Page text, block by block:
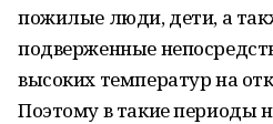
пожилые люди, дети, а
подверженные
высоких температур на
Поэтому в такие периоды